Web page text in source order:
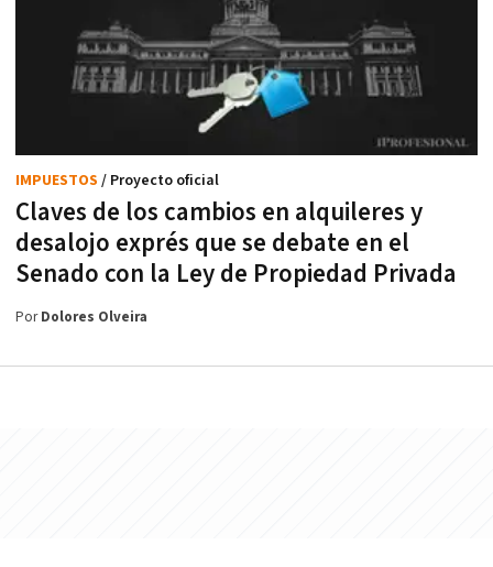
Claves de los cambios en alquileres y
desalojo exprés que se debate en el
Senado con la Ley de Propiedad Privada
IMPUESTOS / Proyecto oficial
PorDolores Olveira